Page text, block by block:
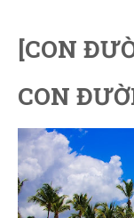
[CON
CON